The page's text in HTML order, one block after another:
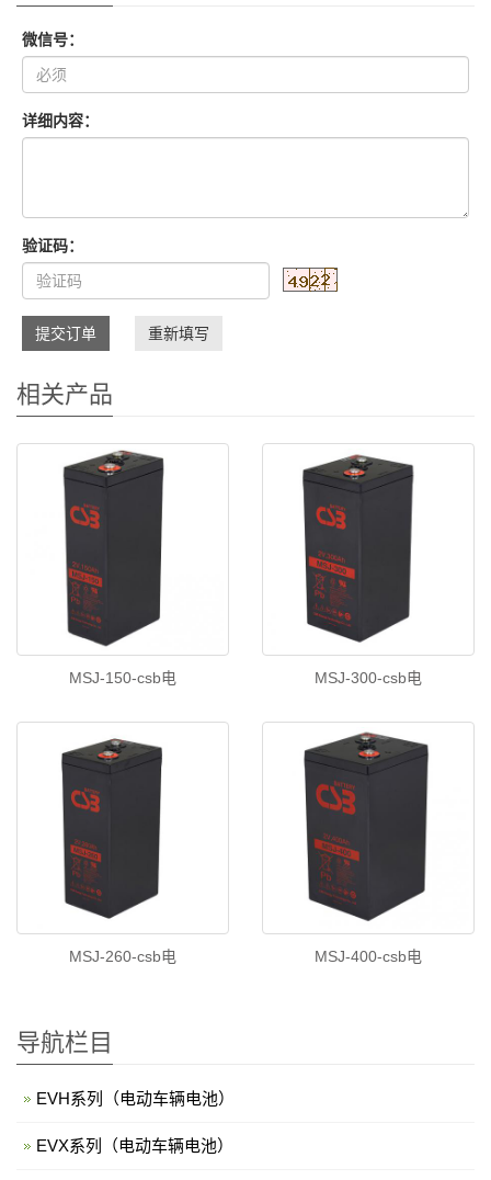
微信号：
详细内容：
验证码：
提交订单 重新填写
相关产品
MSJ-150-csb电 MSJ-300-csb电
MSJ-260-csb电 MSJ-400-csb电
导航栏目
EVH系列（电动车辆电池）
EVX系列（电动车辆电池）